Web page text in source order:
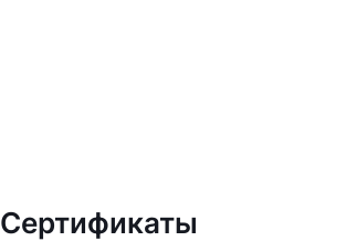
Сертификаты